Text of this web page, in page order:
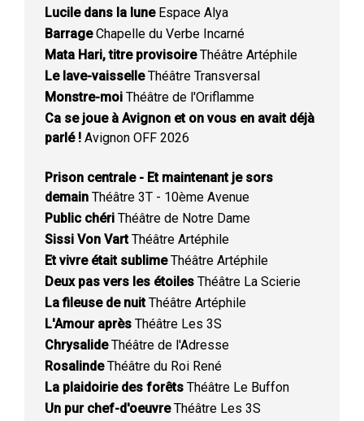
Lucile dans la luneEspace Alya
BarrageChapelle du Verbe Incarné
Mata Hari, titre provisoireThéâtre Artéphile
Le lave-vaisselleThéâtre Transversal
Monstre-moi Théâtre de l'Oriflamme
Ca se joue à Avignon et on vous en avait déjà
parlé ! Avignon OFF 2026
Prison centrale - Et maintenant je sors
demain Théâtre 3T - 10ème Avenue
Public chéri Théâtre de Notre Dame
Sissi Von VartThéâtre Artéphile
Et vivre était sublimeThéâtre Artéphile
Deux pas vers les étoiles Théâtre La Scierie
La fileuse de nuitThéâtre Artéphile
L'Amour après Théâtre Les 3S
ChrysalideThéâtre de l'Adresse
RosalindeThéâtre du Roi René
La plaidoirie des forêts Théâtre Le Buffon
Un pur chef-d'oeuvreThéâtre Les 3S